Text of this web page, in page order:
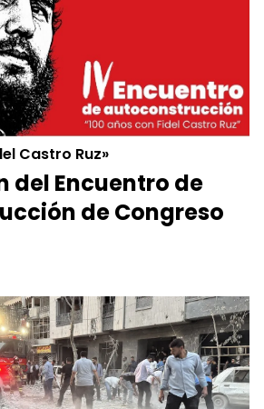
Castro Ruz»
del Encuentro de
de Congreso